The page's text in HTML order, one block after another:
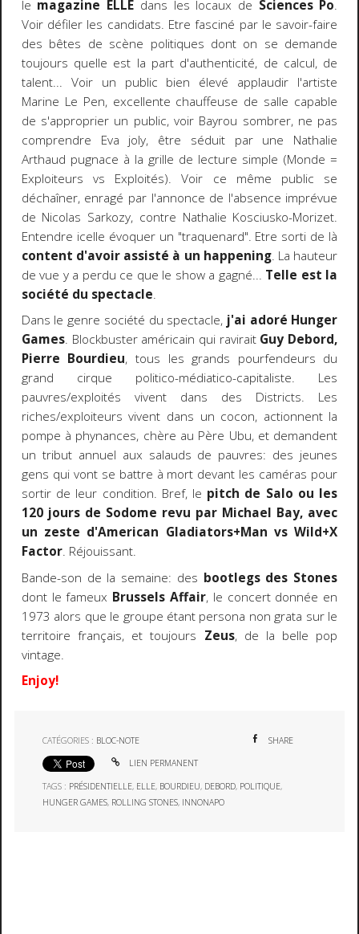
le magazine ELLE dans les locaux de Sciences Po.
Voir défiler les candidats. Etre fasciné par le savoir-faire
des bêtes de scène politiques dont on se demande
toujours quelle est la part d'authenticité, de calcul, de
talent... Voir un public bien élevé applaudir l'artiste
Marine Le Pen, excellente chauffeuse de salle capable
de s'approprier un public, voir Bayrou sombrer, ne pas
comprendre Eva joly, être séduit par une Nathalie
Arthaud pugnace à la grille de lecture simple (Monde =
Exploiteurs vs Exploités). Voir ce même public se
déchaîner, enragé par l'annonce de l'absence imprévue
de Nicolas Sarkozy, contre Nathalie Kosciusko-Morizet.
Entendre icelle évoquer un "traquenard". Etre sorti de là
content d'avoir assisté à un happening. La hauteur
de vue y a perdu ce que le show a gagné... Telle est la
société du spectacle.
Dans le genre société du spectacle, j'ai adoré Hunger
Games. Blockbuster américain qui ravirait Guy Debord,
Pierre Bourdieu, tous les grands pourfendeurs du
grand cirque politico-médiatico-capitaliste. Les
pauvres/exploités vivent dans des Districts. Les
riches/exploiteurs vivent dans un cocon, actionnent la
pompe à phynances, chère au Père Ubu, et demandent
un tribut annuel aux salauds de pauvres: des jeunes
gens qui vont se battre à mort devant les caméras pour
sortir de leur condition. Bref, le pitch de Salo ou les
120 jours de Sodome revu par Michael Bay, avec
un zeste d'American Gladiators+Man vs Wild+X
Factor. Réjouissant.
Bande-son de la semaine: des bootlegs des Stones
dont le fameux Brussels Affair, le concert donnée en
1973 alors que le groupe étant persona non grata sur le
territoire français, et toujours Zeus, de la belle pop
vintage.
Enjoy!
CATÉGORIES : BLOC-NOTE SHARE
LIEN PERMANENT
TAGS : PRÉSIDENTIELLE, ELLE, BOURDIEU, DEBORD, POLITIQUE,
HUNGER GAMES, ROLLING STONES, INNONAPO